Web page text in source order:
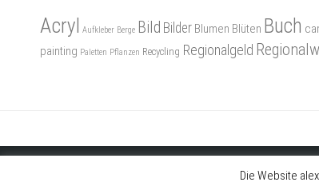
Acryl Aufkleber Berge Bild Bilder Blumen Blüten Buch
painting Paletten Pflanzen Recycling Regionalgeld
Die Website